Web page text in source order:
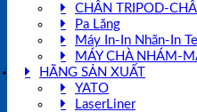
CHÂN TRIPOD-
Pa Lăng
Máy In-In Nhãn-In
MÁY CHÀ NHÁM-
HÃNG SẢN XUẤT
YATO
LaserLiner